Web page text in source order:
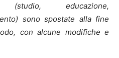
educazione,
sono spostate alla fine
con alcune modifiche e